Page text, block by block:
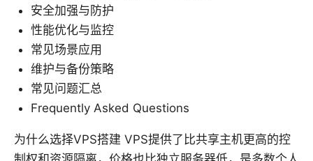
安全加强与防护
性能优化与监控
常见场景应用
维护与备份策略
常见问题汇总
Frequently Asked Questions
为什么选择VPS搭建 VPS提供了比共享主机更高的控